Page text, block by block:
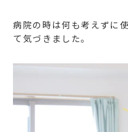
病院の時は何も考えずに
て気づきました。